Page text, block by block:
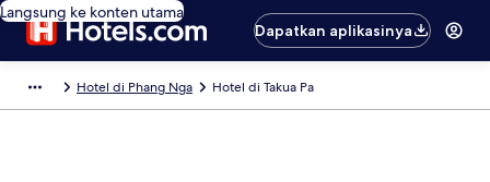
Langsung ke konten utama
Dapatkan aplikasinya
Hotel di Phang Nga Hotel di Takua Pa